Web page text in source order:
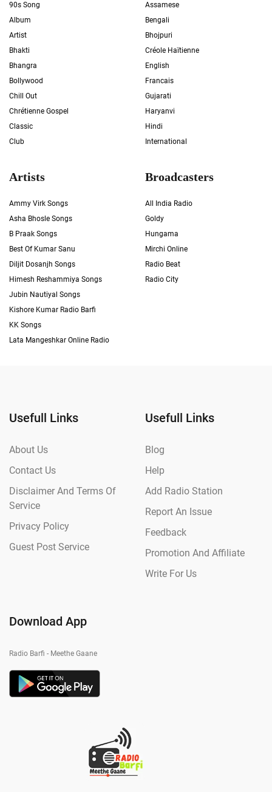
90s Song
Album
Artist
Bhakti
Bhangra
Bollywood
Chill Out
Chrétienne Gospel
Classic
Club
Assamese
Bengali
Bhojpuri
Créole Haïtienne
English
Francais
Gujarati
Haryanvi
Hindi
International
Artists
Ammy Virk Songs
Asha Bhosle Songs
B Praak Songs
Best Of Kumar Sanu
Diljit Dosanjh Songs
Himesh Reshammiya Songs
Jubin Nautiyal Songs
Kishore Kumar Radio Barfi
KK Songs
Lata Mangeshkar Online Radio
Broadcasters
All India Radio
Goldy
Hungama
Mirchi Online
Radio Beat
Radio City
Usefull Links
About Us
Contact Us
Disclaimer And Terms Of
Service
Privacy Policy
Guest Post Service
Usefull Links
Blog
Help
Add Radio Station
Report An Issue
Feedback
Promotion And Affiliate
Write For Us
Download App
Radio Barfi - Meethe Gaane